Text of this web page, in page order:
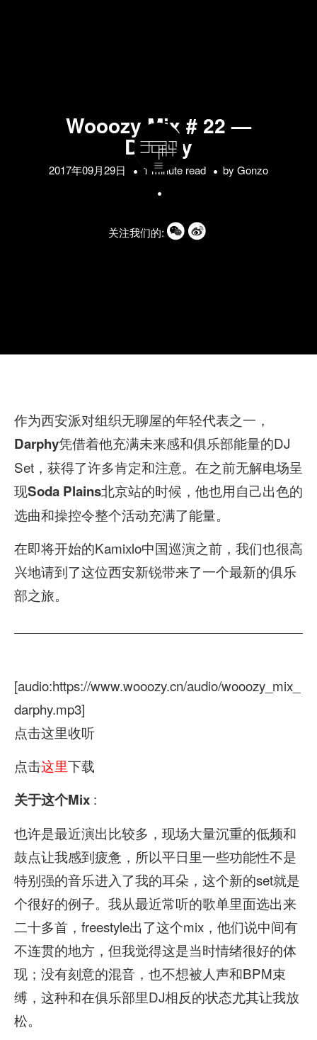
Wooozy Mix # 22 —
Darphy
2017年09月29日 1 minute read by Gonzo
关注我们的:
作为西安派对组织无聊屋的年轻代表之一，
Darphy凭借着他充满未来感和俱乐部能量的DJ
Set，获得了许多肯定和注意。在之前无解电场呈
现Soda Plains北京站的时候，他也用自己出色的
选曲和操控令整个活动充满了能量。
在即将开始的Kamixlo中国巡演之前，我们也很高
兴地请到了这位西安新锐带来了一个最新的俱乐
部之旅。
[audio:https://www.wooozy.cn/audio/wooozy_mix_
darphy.mp3]
点击这里收听
点击这里下载
关于这个Mix :
也许是最近演出比较多，现场大量沉重的低频和
鼓点让我感到疲惫，所以平日里一些功能性不是
特别强的音乐进入了我的耳朵，这个新的set就是
个很好的例子。我从最近常听的歌单里面选出来
二十多首，freestyle出了这个mix，他们说中间有
不连贯的地方，但我觉得这是当时情绪很好的体
现；没有刻意的混音，也不想被人声和BPM束
缚，这种和在俱乐部里DJ相反的状态尤其让我放
松。